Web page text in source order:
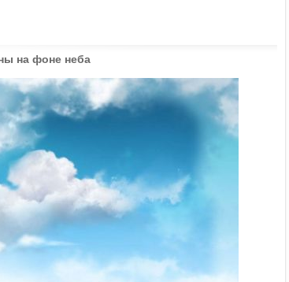
на фоне неба